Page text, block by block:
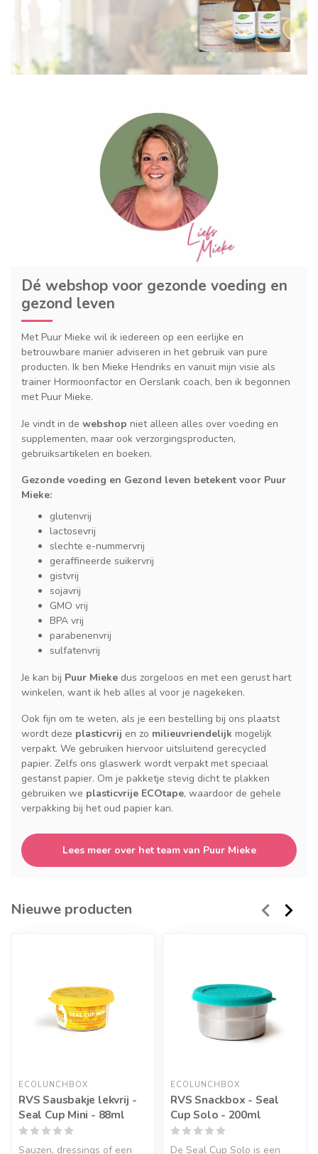
Dé webshop voor gezonde voeding en
gezond leven
Met Puur Mieke wil ik iedereen op een eerlijke en
betrouwbare manier adviseren in het gebruik van pure
producten. Ik ben Mieke Hendriks en vanuit mijn visie als
trainer Hormoonfactor en Oerslank coach, ben ik begonnen
met Puur Mieke.
Je vindt in de webshop niet alleen alles over voeding en
supplementen, maar ook verzorgingsproducten,
gebruiksartikelen en boeken.
Gezonde voeding en Gezond leven betekent voor Puur
Mieke:
glutenvrij
lactosevrij
slechte e-nummervrij
geraffineerde suikervrij
gistvrij
sojavrij
GMO vrij
BPA vrij
parabenenvrij
sulfatenvrij
Je kan bij Puur Mieke dus zorgeloos en met een gerust hart
winkelen, want ik heb alles al voor je nagekeken.
Ook fijn om te weten, als je een bestelling bij ons plaatst
wordt deze plasticvrij en zo milieuvriendelijk mogelijk
verpakt. We gebruiken hiervoor uitsluitend gerecycled
papier. Zelfs ons glaswerk wordt verpakt met speciaal
gestanst papier. Om je pakketje stevig dicht te plakken
gebruiken we plasticvrije ECOtape, waardoor de gehele
verpakking bij het oud papier kan.
Lees meer over het team van Puur Mieke
Nieuwe producten
ECOLUNCHBOX
RVS Sausbakje lekvrij -
Seal Cup Mini - 88ml
Sauzen, dressings of een
ECOLUNCHBOX
RVS Snackbox - Seal
Cup Solo - 200ml
De Seal Cup Solo is een